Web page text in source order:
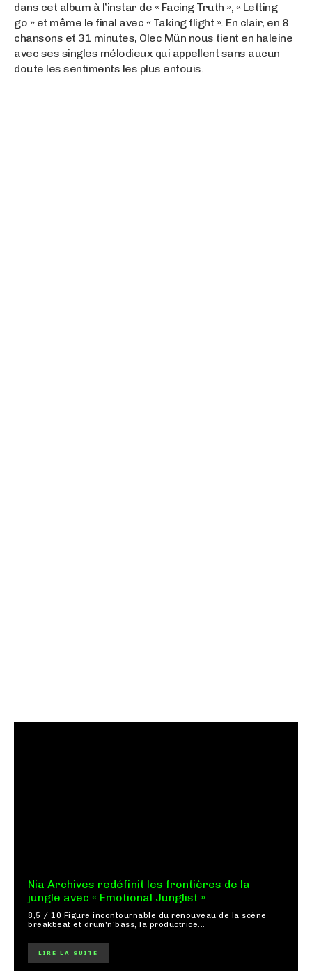
dans cet album à l’instar de « Facing Truth », « Letting
go » et même le final avec « Taking flight ». En clair, en 8
chansons et 31 minutes, Olec Mün nous tient en haleine
avec ses singles mélodieux qui appellent sans aucun
doute les sentiments les plus enfouis.
Nia Archives redéfinit les frontières de la
jungle avec « Emotional Junglist »
8,5 / 10 Figure incontournable du renouveau de la scène
breakbeat et drum'n'bass, la productrice...
LIRE LA SUITE